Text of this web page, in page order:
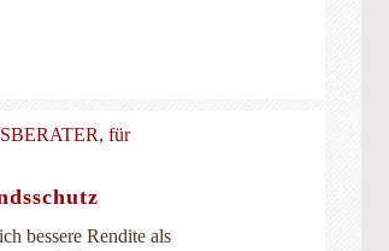
, für
bessere Rendite als